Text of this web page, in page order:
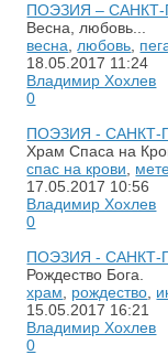
ПОЭЗИЯ – САНКТ-
Весна, любовь...
весна
любовь
18.05.2017 11:24
Владимир Хохлев
0
ПОЭЗИЯ - САНКТ-
Храм Спаса на
спас на крови
17.05.2017 10:56
Владимир Хохлев
0
ПОЭЗИЯ - САНКТ-
Рождество Бога.
храм
рождество
15.05.2017 16:21
Владимир Хохлев
0